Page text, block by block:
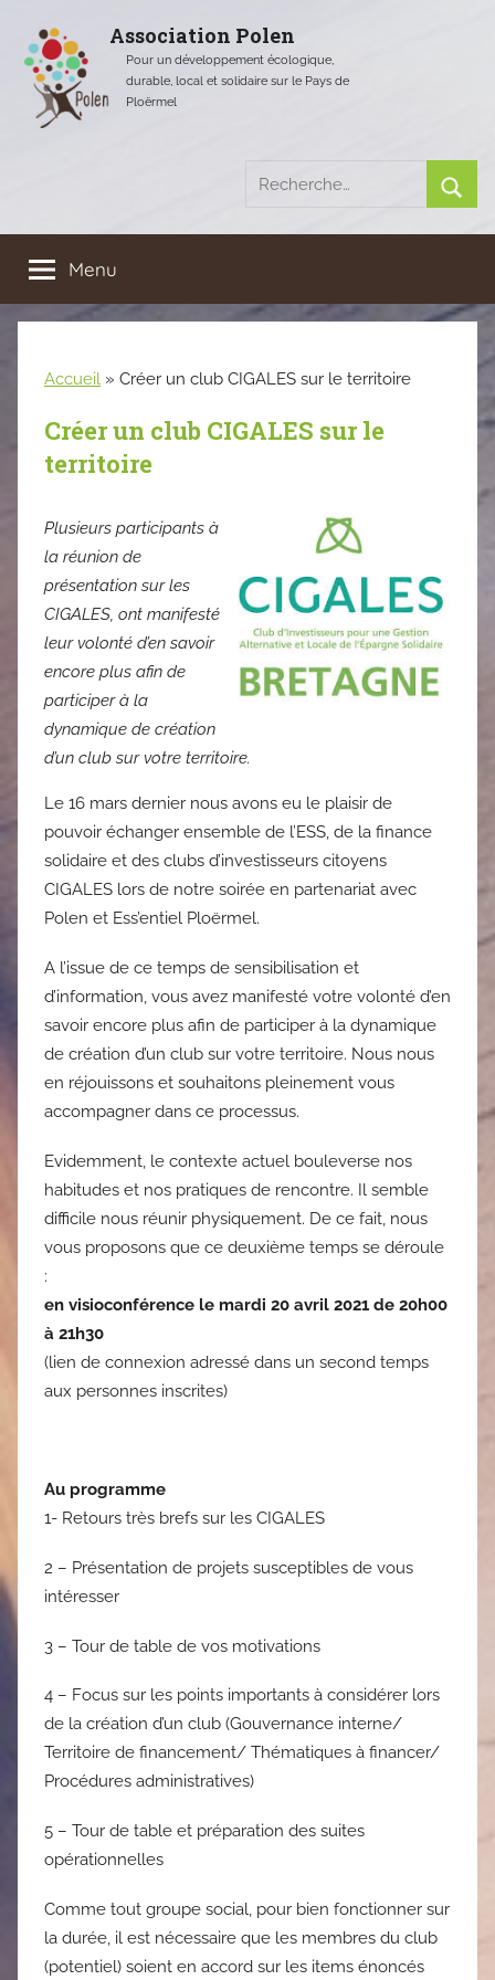
contenu
Association Polen
Pour un développement écologique,
durable, local et solidaire sur le Pays de
Ploërmel
Recherche
:
Menu
Accueil » Créer un club CIGALES sur le territoire
Créer un club CIGALES sur le
territoire
Plusieurs participants à
la réunion de
présentation sur les
CIGALES, ont manifesté
leur volonté d’en savoir
encore plus afin de
participer à la
dynamique de création
d’un club sur votre territoire.
Le 16 mars dernier nous avons eu le plaisir de
pouvoir échanger ensemble de l’ESS, de la finance
solidaire et des clubs d’investisseurs citoyens
CIGALES lors de notre soirée en partenariat avec
Polen et Ess’entiel Ploërmel.
A l’issue de ce temps de sensibilisation et
d’information, vous avez manifesté votre volonté d’en
savoir encore plus afin de participer à la dynamique
de création d’un club sur votre territoire. Nous nous
en réjouissons et souhaitons pleinement vous
accompagner dans ce processus.
Evidemment, le contexte actuel bouleverse nos
habitudes et nos pratiques de rencontre. Il semble
difficile nous réunir physiquement. De ce fait, nous
vous proposons que ce deuxième temps se déroule
:
en visioconférence le mardi 20 avril 2021 de 20h00
à 21h30
(lien de connexion adressé dans un second temps
aux personnes inscrites)
Au programme
1- Retours très brefs sur les CIGALES
2 – Présentation de projets susceptibles de vous
intéresser
3 – Tour de table de vos motivations
4 – Focus sur les points importants à considérer lors
de la création d’un club (Gouvernance interne/
Territoire de financement/ Thématiques à financer/
Procédures administratives)
5 – Tour de table et préparation des suites
opérationnelles
Comme tout groupe social, pour bien fonctionner sur
la durée, il est nécessaire que les membres du club
(potentiel) soient en accord sur les items énoncés